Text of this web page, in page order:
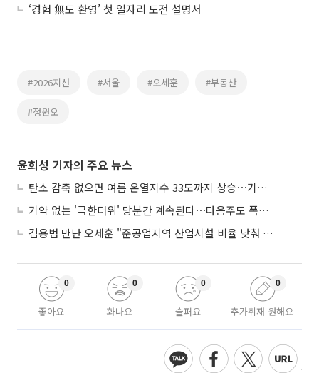
‘경험 無도 환영’ 첫 일자리 도전 설명서
#2026지선 #서울 #오세훈 #부동산
#정원오
윤희성 기자의 주요 뉴스
탄소 감축 없으면 여름 온열지수 33도까지 상승⋯기상청, 2100년 미래전망
기약 없는 '극한더위' 당분간 계속된다⋯다음주도 폭염·열대야 지속
김용범 만난 오세훈 "준공업지역 산업시설 비율 낮춰 공급 늘려야"
좋아요
0
화나요
0
슬퍼요
0
추가취재 원해요
0